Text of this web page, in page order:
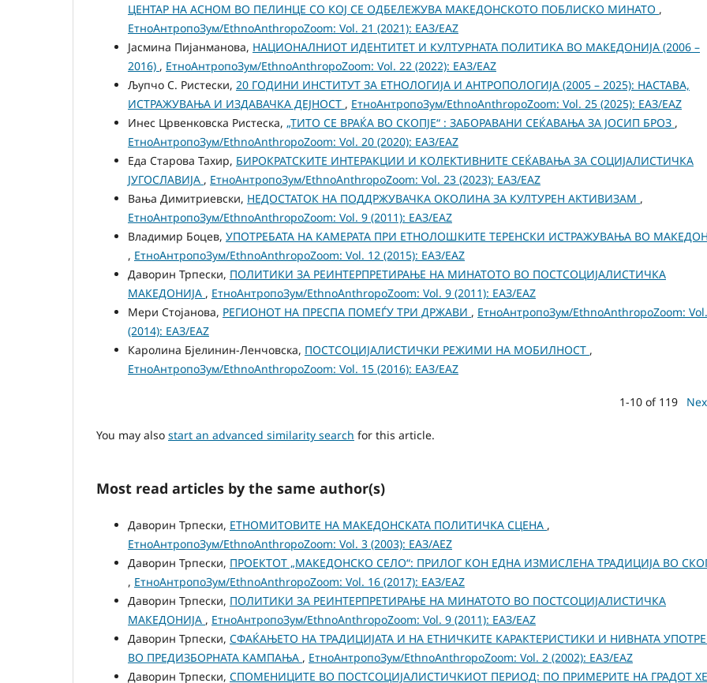
ЦЕНТАР НА АСНОМ ВО ПЕЛИНЦЕ СО КОЈ СЕ ОДБЕЛЕЖУВА МАКЕДОНСКОТО ПОБЛИСКО МИНАТО ,
ЕтноАнтропоЗум/EthnoAnthropoZoom: Vol. 21 (2021): ЕАЗ/EAZ
Јасмина Пијанманова, НАЦИОНАЛНИОТ ИДЕНТИТЕТ И КУЛТУРНАТА ПОЛИТИКА ВО МАКЕДОНИЈА (2006 –
2016) , ЕтноАнтропоЗум/EthnoAnthropoZoom: Vol. 22 (2022): ЕАЗ/EAZ
Љупчо С. Ристески, 20 ГОДИНИ ИНСТИТУТ ЗА ЕТНОЛОГИЈА И АНТРОПОЛОГИЈА (2005 – 2025): НАСТАВA,
ИСТРАЖУВАЊА И ИЗДАВАЧКА ДЕЈНОСТ , ЕтноАнтропоЗум/EthnoAnthropoZoom: Vol. 25 (2025): ЕАЗ/EAZ
Инес Црвенковска Ристеска, „ТИТО СЕ ВРАЌА ВО СКОПЈЕ“ : ЗАБОРАВАНИ СЕЌАВАЊА ЗА ЈОСИП БРОЗ ,
ЕтноАнтропоЗум/EthnoAnthropoZoom: Vol. 20 (2020): ЕАЗ/EAZ
Еда Старова Тахир, БИРОКРАТСКИТЕ ИНТЕРАКЦИИ И КОЛЕКТИВНИТЕ СЕЌАВАЊА ЗА СОЦИЈАЛИСТИЧКА
ЈУГОСЛАВИЈА , ЕтноАнтропоЗум/EthnoAnthropoZoom: Vol. 23 (2023): ЕАЗ/EAZ
Вања Димитриевски, НЕДОСТАТОК НА ПОДДРЖУВАЧКА ОКОЛИНА ЗА КУЛТУРЕН АКТИВИЗАМ ,
ЕтноАнтропоЗум/EthnoAnthropoZoom: Vol. 9 (2011): ЕАЗ/EAZ
Владимир Боцев, УПОТРЕБАТА НА КАМЕРАТА ПРИ ЕТНОЛОШКИТЕ ТЕРЕНСКИ ИСТРАЖУВАЊА ВО
, ЕтноАнтропоЗум/EthnoAnthropoZoom: Vol. 12 (2015): ЕАЗ/EAZ
Даворин Трпески, ПОЛИТИКИ ЗА РЕИНТЕРПРЕТИРАЊЕ НА МИНАТОТО ВО ПОСТСОЦИЈАЛИСТИЧКА
МАКЕДОНИЈА , ЕтноАнтропоЗум/EthnoAnthropoZoom: Vol. 9 (2011): ЕАЗ/EAZ
Мери Стојанова, РЕГИОНОТ НА ПРЕСПА ПОМЕЃУ ТРИ ДРЖАВИ , ЕтноАнтропоЗум/EthnoAnthropoZoom:
(2014): ЕАЗ/EAZ
Каролина Бјелинин-Ленчовска, ПОСТСОЦИЈАЛИСТИЧКИ РЕЖИМИ НА МОБИЛНОСТ ,
ЕтноАнтропоЗум/EthnoAnthropoZoom: Vol. 15 (2016): ЕАЗ/EAZ
1-10 of 119
You may also start an advanced similarity search for this article.
Most read articles by the same author(s)
Даворин Трпески, ЕТНОМИТОВИТЕ НА МАКЕДОНСКАТА ПОЛИТИЧКА СЦЕНА ,
ЕтноАнтропоЗум/EthnoAnthropoZoom: Vol. 3 (2003): ЕАЗ/AEZ
Даворин Трпески, ПРОЕКТОТ „МАКЕДОНСКО СЕЛО“: ПРИЛОГ КОН ЕДНА ИЗМИСЛЕНА ТРАДИЦИЈА ВО
, ЕтноАнтропоЗум/EthnoAnthropoZoom: Vol. 16 (2017): ЕАЗ/EAZ
Даворин Трпески, ПОЛИТИКИ ЗА РЕИНТЕРПРЕТИРАЊЕ НА МИНАТОТО ВО ПОСТСОЦИЈАЛИСТИЧКА
МАКЕДОНИЈА , ЕтноАнтропоЗум/EthnoAnthropoZoom: Vol. 9 (2011): ЕАЗ/EAZ
Даворин Трпески, СФАЌАЊЕТО НА ТРАДИЦИЈАТА И НА ЕТНИЧКИТЕ КАРАКТЕРИСТИКИ И НИВНАТА
ВО ПРЕДИЗБОРНАТА КАМПАЊА , ЕтноАнтропоЗум/EthnoAnthropoZoom: Vol. 2 (2002): ЕАЗ/EAZ
Даворин Трпески, СПОМЕНИЦИТЕ ВО ПОСТСОЦИЈАЛИСТИЧКИОТ ПЕРИОД: ПО ПРИМЕРИТЕ НА ГРАДОТ